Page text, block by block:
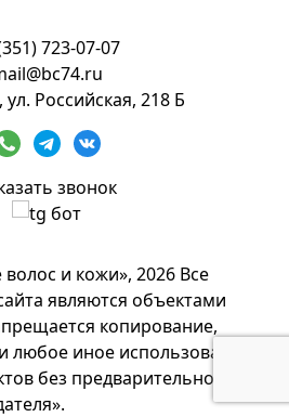
723-07-07
Российская, 218 Б
звонок
и кожи», 2026 Все
являются объектами
копирование,
любое иное использование
без предварительного